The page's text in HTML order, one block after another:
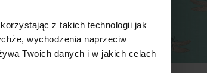
z takich technologii jak
wychodzenia naprzeciw
Twoich danych i w jakich celach